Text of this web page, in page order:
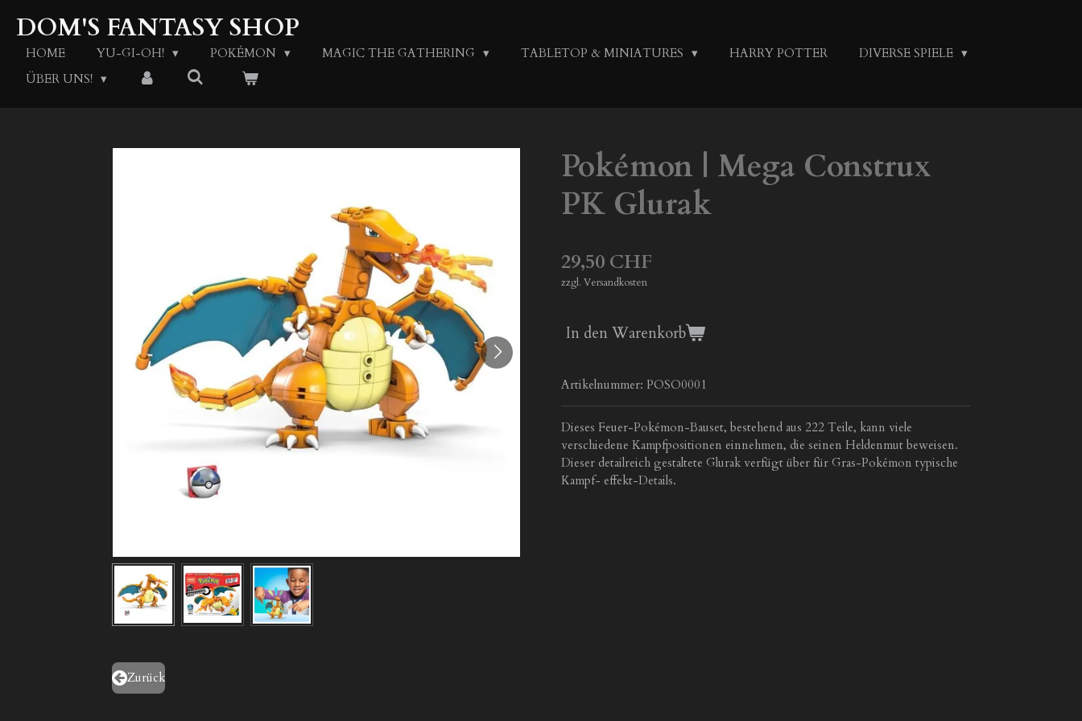
Zum
Hauptinhalt
springen
DOM'S FANTASY SHOP
HOME YU-GI-OH! POKÉMON MAGIC THE GATHERING TABLETOP & MINIATURES HARRY POTTER
DIVERSE SPIELE
ÜBER UNS!
Pokémon | Mega Construx
PK Glurak
29,50 CHF
zzgl. Versandkosten
In den Warenkorb
Artikelnummer: POSO0001
Dieses Feuer-Pokémon-Bauset, bestehend aus 222 Teile, kann viele
verschiedene Kampfpositionen einnehmen, die seinen Heldenmut beweisen.
Dieser detailreich gestaltete Glurak verfügt über für Gras-Pokémon typische
Kampf- effekt-Details.
Zurück